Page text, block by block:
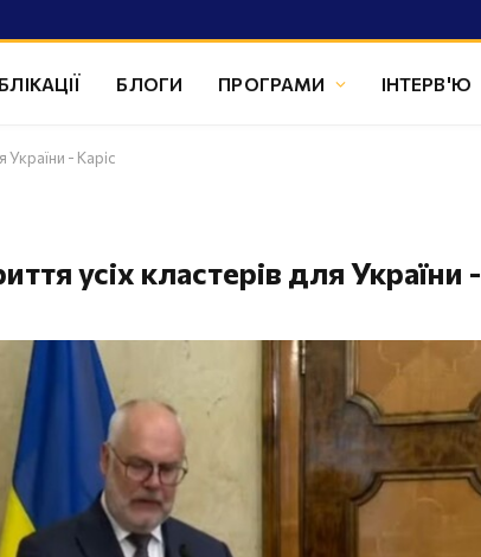
БЛОГИ ПРОГРАМИ ІНТЕРВ'Ю
України - Каріс
усіх кластерів для України -